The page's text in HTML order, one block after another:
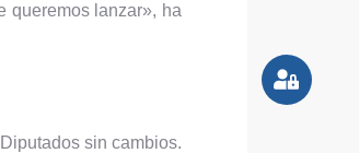
queremos lanzar», ha
sin cambios.